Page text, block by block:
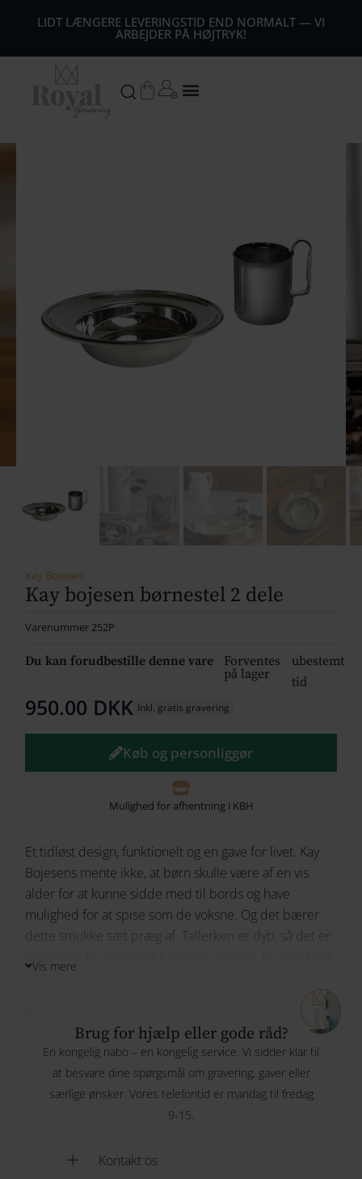
LIDT LÆNGERE LEVERINGSTID END NORMALT — VI
ARBEJDER PÅ HØJTRYK!
Kurv
54
134
144
204
264
294
Kay Bojesen
Kay bojesen børnestel 2 dele
Varenummer 252P
Du kan forudbestille denne vare
Forventes
på lager
ubestemt
tid
950.00 DKK Inkl. gratis gravering
Køb og personliggør
Mulighed for afhentning i KBH
Bliv underrettet
Et tidløst design, funktionelt og en gave for livet. Kay
Bojesens mente ikke, at børn skulle være af en vis
alder for at kunne sidde med til bords og have
mulighed for at spise som de voksne. Og det bærer
dette smukke sæt præg af. Tallerken er dyb, så det er
kruset og drikke af det. Du har mulighed for at få
Kruset er 7,5 cm i højden, og tallerkenen i diameter er
16,3 cm.
Vi kan gravere på begge dele og du kan vælge at få det
ikke noget så laver vi det hele under begge dele.
Vis mere
Brug for hjælp eller gode råd?
En kongelig nabo – en kongelig service. Vi sidder klar til
at besvare dine spørgsmål om gravering, gaver eller
særlige ønsker. Vores telefontid er mandag til fredag
9-15.
Kontakt os